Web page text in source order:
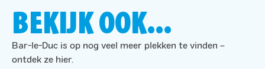
BEKIJK OOK...
Bar-le-Duc is op nog veel meer plekken te vinden –
ontdek ze hier.